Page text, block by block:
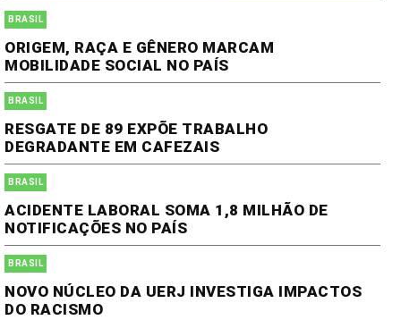
BRASIL
ORIGEM, RAÇA E GÊNERO MARCAM
MOBILIDADE SOCIAL NO PAÍS
BRASIL
RESGATE DE 89 EXPÕE TRABALHO
DEGRADANTE EM CAFEZAIS
BRASIL
ACIDENTE LABORAL SOMA 1,8 MILHÃO DE
NOTIFICAÇÕES NO PAÍS
BRASIL
NOVO NÚCLEO DA UERJ INVESTIGA IMPACTOS
DO RACISMO